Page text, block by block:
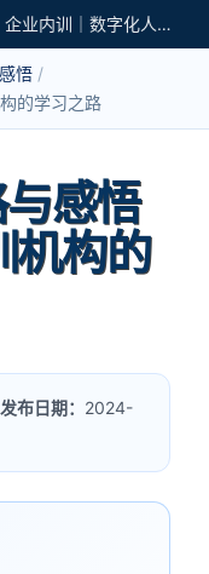
艾威培训｜职业认证培训｜IT技术培训｜企业内训｜数字化人才培养
悟
的学习之路
感悟
机构的
发布日期： 2024-